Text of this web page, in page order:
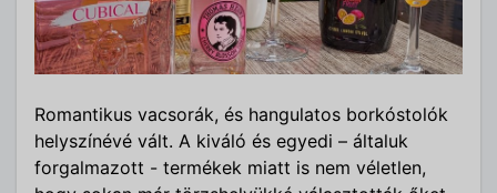
Romantikus vacsorák, és hangulatos borkóstolók
helyszínévé vált. A kiváló és egyedi – általuk
forgalmazott - termékek miatt is nem véletlen,